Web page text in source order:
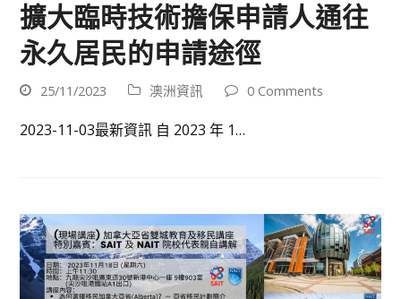
擴大臨時技術擔保申請人通往
永久居民的申請途徑
25/11/2023 澳洲資訊 0 Comments
2023-11-03最新資訊 自 2023 年 1…